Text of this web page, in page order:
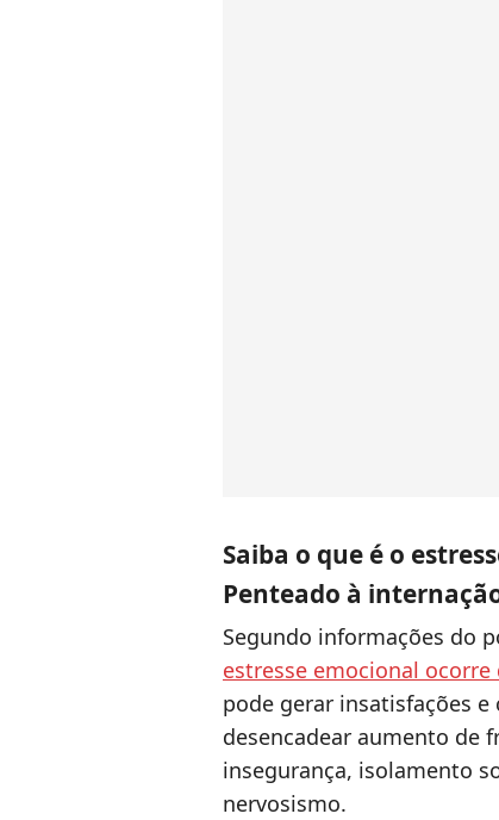
Saiba o que é o
Penteado à
Segundo informações do
estresse emocional ocorre
pode gerar insatisfações
desencadear aumento de
insegurança, isolamento
nervosismo.